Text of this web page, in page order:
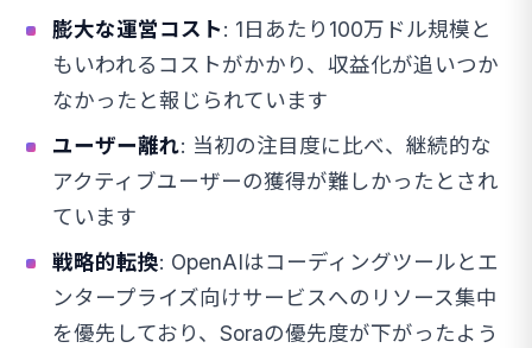
膨大な運営コスト: 1日あたり100万ドル規模と
もいわれるコストがかかり、収益化が追いつか
なかったと報じられています
ユーザー離れ: 当初の注目度に比べ、継続的な
アクティブユーザーの獲得が難しかったとされ
ています
戦略的転換: OpenAIはコーディングツールとエ
ンタープライズ向けサービスへのリソース集中
を優先しており、Soraの優先度が下がったよう